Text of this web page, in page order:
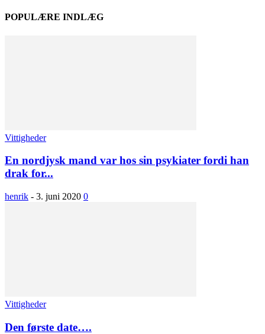
POPULÆRE INDLÆG
Vittigheder
En nordjysk mand var hos sin psykiater fordi han
drak for...
henrik - 3. juni 2020 0
Vittigheder
Den første date….